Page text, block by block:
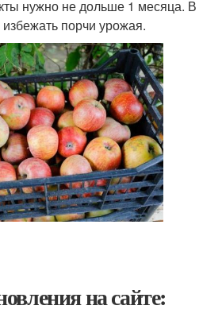
нужно не дольше 1 месяца. В
порчи урожая.
на сайте: